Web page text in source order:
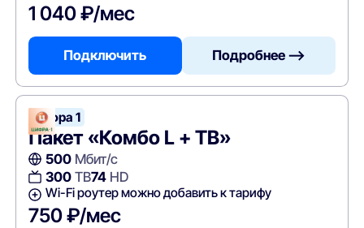
1 040 ₽/мес
Подключить Подробнее —>
Цифра 1
Пакет «Комбо L + ТВ»
500Мбит/с
300ТВ74HD
Wi-Fi роутер можно добавить к тарифу
750 ₽/мес